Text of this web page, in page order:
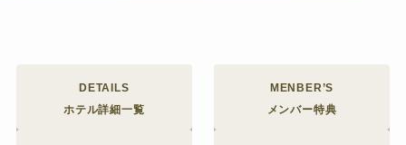
DETAILS
ホテル詳細一覧
MENBER’S
メンバー特典